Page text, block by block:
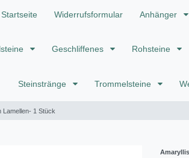
Startseite Widerrufsformular Anhänger
Geschliffenes Rohsteine
Steinstränge Trommelsteine
Lamellen- 1 Stück